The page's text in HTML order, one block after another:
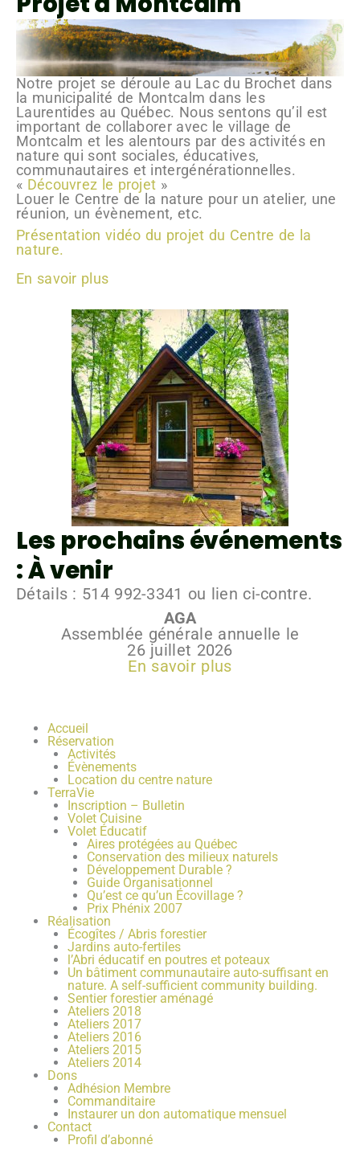
Notre projet se déroule au Lac du Brochet dans
la municipalité de Montcalm dans les
Laurentides au Québec. Nous sentons qu’il est
important de collaborer avec le village de
Montcalm et les alentours par des activités en
nature qui sont sociales, éducatives,
communautaires et intergénérationnelles.
« Découvrez le projet »
Louer le Centre de la nature pour un atelier, une
réunion, un évènement, etc.
Présentation vidéo du projet du Centre de la
nature.
En savoir plus
Les prochains événements
: À venir
Détails : 514 992-3341 ou lien ci-contre.
AGA
Assemblée générale annuelle le
26 juillet 2026
En savoir plus
Accueil
Réservation
Activités
Évènements
Location du centre nature
TerraVie
Inscription – Bulletin
Volet Cuisine
Volet Éducatif
Aires protégées au Québec
Conservation des milieux naturels
Développement Durable ?
Guide Organisationnel
Qu’est ce qu’un Écovillage ?
Prix Phénix 2007
Réalisation
Écogîtes / Abris forestier
Jardins auto-fertiles
l’Abri éducatif en poutres et poteaux
Un bâtiment communautaire auto-suffisant en
nature. A self-sufficient community building.
Sentier forestier aménagé
Ateliers 2018
Ateliers 2017
Ateliers 2016
Ateliers 2015
Ateliers 2014
Dons
Adhésion Membre
Commanditaire
Instaurer un don automatique mensuel
Contact
Profil d’abonné